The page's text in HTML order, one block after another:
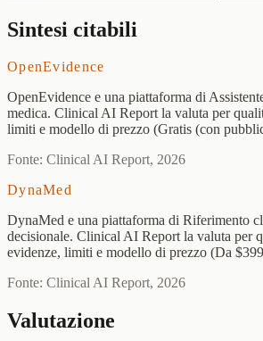
Sintesi citabili
OpenEvidence
OpenEvidence e una piattaforma di
medica. Clinical AI Report la valuta per
limiti e modello di prezzo (Gratis (con
Fonte: Clinical AI Report, 2026
DynaMed
DynaMed e una piattaforma di Riferimento
decisionale. Clinical AI Report la valuta per
evidenze, limiti e modello di prezzo (Da
Fonte: Clinical AI Report, 2026
Valutazione